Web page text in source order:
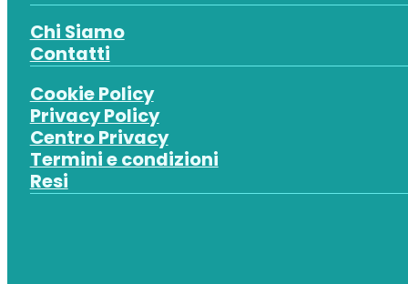
Chi Siamo
Contatti
Cookie Policy
Privacy Policy
Centro Privacy
Termini e condizioni
Resi